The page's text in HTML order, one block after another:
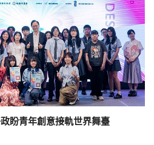
盼青年創意接軌世界舞臺